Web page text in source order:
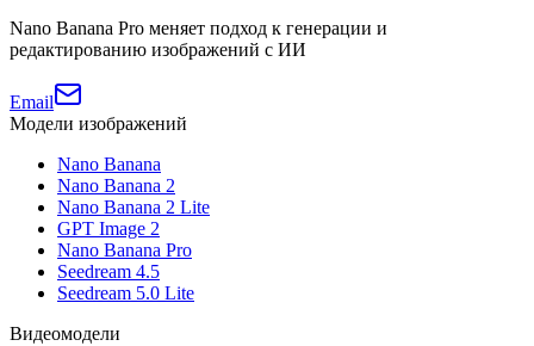
Nano Banana Pro меняет подход к генерации и
редактированию изображений с ИИ
Email
Модели изображений
Nano Banana
Nano Banana 2
Nano Banana 2 Lite
GPT Image 2
Nano Banana Pro
Seedream 4.5
Seedream 5.0 Lite
Видеомодели